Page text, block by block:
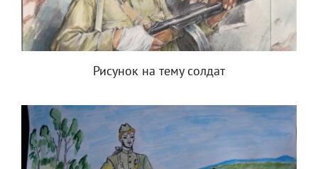
Рисунок на тему солдат